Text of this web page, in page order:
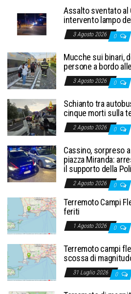
Assalto sventato al
intervento lampo
3 Agosto 2026 0
Mucche sui binari,
persone a bordo
3 Agosto 2026 0
Schianto tra
cinque morti sulla
2 Agosto 2026 0
Cassino, sorpreso
piazza Miranda:
il supporto della
2 Agosto 2026 0
Terremoto Campi
feriti
1 Agosto 2026 0
Terremoto campi
scossa di
31 Luglio 2026 0